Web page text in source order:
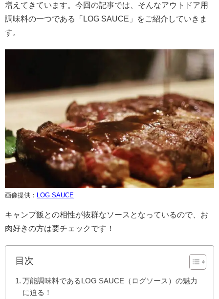
増えてきています。今回の記事では、そんなアウトドア用
調味料の一つである「LOG SAUCE」をご紹介していきま
す。
画像提供： LOG SAUCE
キャンプ飯との相性が抜群なソースとなっているので、お
肉好きの方は要チェックです！
目次
万能調味料であるLOG SAUCE（ログソース）の魅力
に迫る！